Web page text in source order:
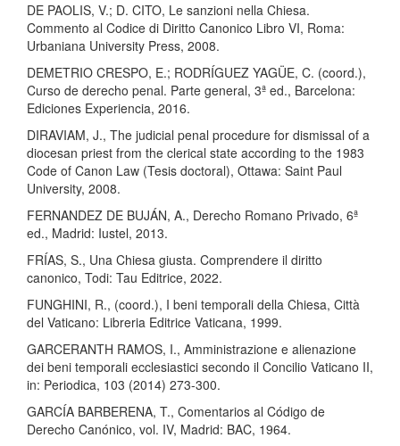
DE PAOLIS, V.; D. CITO, Le sanzioni nella Chiesa.
Commento al Codice di Diritto Canonico Libro VI, Roma:
Urbaniana University Press, 2008.
DEMETRIO CRESPO, E.; RODRÍGUEZ YAGÜE, C. (coord.),
Curso de derecho penal. Parte general, 3ª ed., Barcelona:
Ediciones Experiencia, 2016.
DIRAVIAM, J., The judicial penal procedure for dismissal of a
diocesan priest from the clerical state according to the 1983
Code of Canon Law (Tesis doctoral), Ottawa: Saint Paul
University, 2008.
FERNANDEZ DE BUJÁN, A., Derecho Romano Privado, 6ª
ed., Madrid: Iustel, 2013.
FRÍAS, S., Una Chiesa giusta. Comprendere il diritto
canonico, Todi: Tau Editrice, 2022.
FUNGHINI, R., (coord.), I beni temporali della Chiesa, Città
del Vaticano: Libreria Editrice Vaticana, 1999.
GARCERANTH RAMOS, I., Amministrazione e alienazione
dei beni temporali ecclesiastici secondo il Concilio Vaticano II,
in: Periodica, 103 (2014) 273-300.
GARCÍA BARBERENA, T., Comentarios al Código de
Derecho Canónico, vol. IV, Madrid: BAC, 1964.